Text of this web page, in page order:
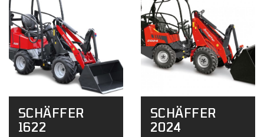
SCHÄFFER
1622
SCHÄFFER
2024